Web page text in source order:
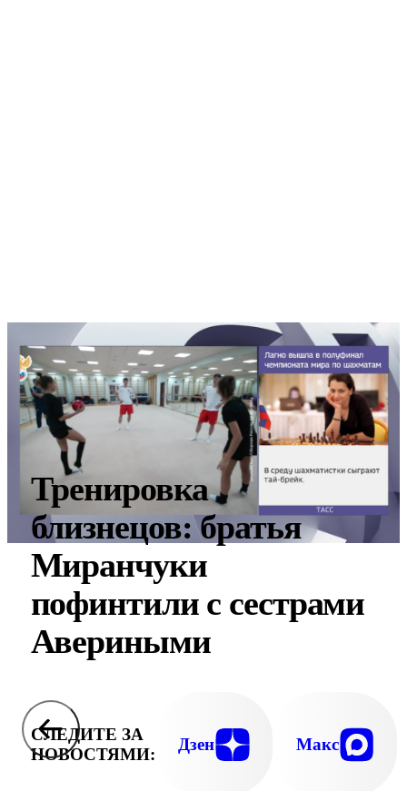
Тренировка
близнецов: братья
Миранчуки
пофинтили с сестрами
Авериными
СЛЕДИТЕ ЗА
НОВОСТЯМИ:
Дзен Макс